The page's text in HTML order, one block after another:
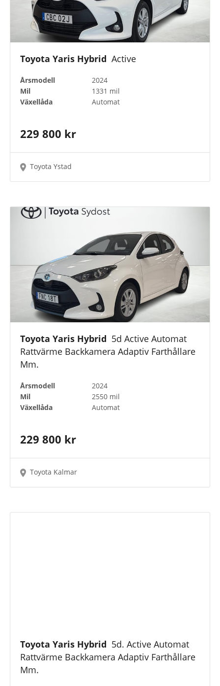
Toyota Yaris Hybrid Active
Årsmodell
2024
Mil
1331 mil
Växellåda
Automat
229 800 kr
Toyota Ystad
Toyota Yaris Hybrid 5d Active Automat
Rattvärme Backkamera Adaptiv Farthållare
Mm.
Årsmodell
2024
Mil
2550 mil
Växellåda
Automat
229 800 kr
Toyota Kalmar
Toyota Yaris Hybrid 5d. Active Automat
Rattvärme Backkamera Adaptiv Farthållare
Mm.